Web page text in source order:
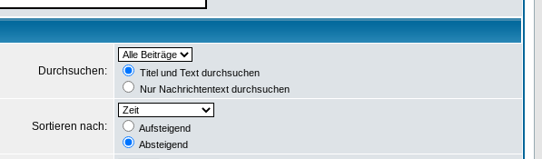
Durchsuchen:
Titel und Text durchsuchen
Nur Nachrichtentext durchsuchen
Sortieren nach:
Aufsteigend
Absteigend